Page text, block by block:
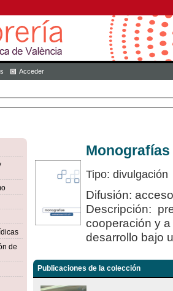
Acceder
de
Tipo: divulgación
Difusión:
Descripción:
cooperación y
desarrollo bajo
Publicaciones de la colección